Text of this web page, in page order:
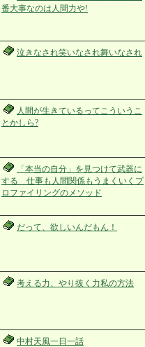
番大事なのは人間力や!
泣きなされ笑いなされ舞いなされ
人間が生きているってこういうこ
とかしら?
「本当の自分」を見つけて武器に
する 仕事も人間関係もうまくいくプ
ロファイリングのメソッド
だって、欲しいんだもん！
考える力、やり抜く力私の方法
中村天風一日一話